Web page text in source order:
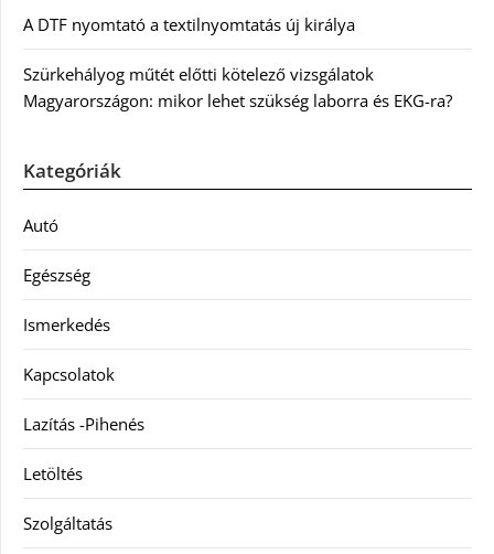
A DTF nyomtató a textilnyomtatás új királya
Szürkehályog műtét előtti kötelező vizsgálatok
Magyarországon: mikor lehet szükség laborra és EKG-ra?
Kategóriák
Autó
Egészség
Ismerkedés
Kapcsolatok
Lazítás -Pihenés
Letöltés
Szolgáltatás